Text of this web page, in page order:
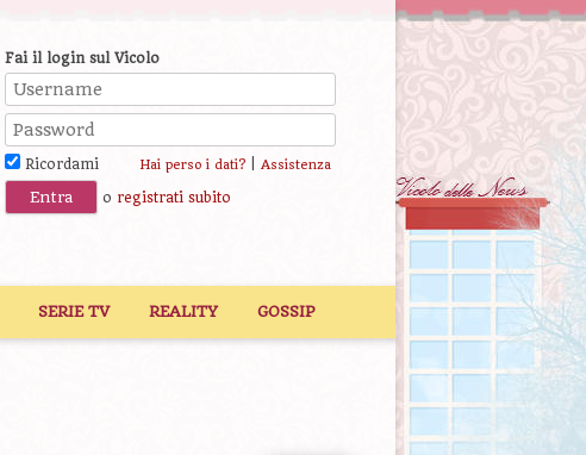
Fai il login sul Vicolo
Ricordami Hai perso i dati?| Assistenza
o registrati subito
SERIE TV REALITY GOSSIP